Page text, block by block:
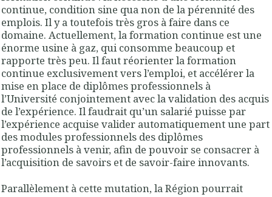
continue, condition sine qua non de la pérennité des
emplois. Il y a toutefois très gros à faire dans ce
domaine. Actuellement, la formation continue est une
énorme usine à gaz, qui consomme beaucoup et
rapporte très peu. Il faut réorienter la formation
continue exclusivement vers l’emploi, et accélérer la
mise en place de diplômes professionnels à
l’Université conjointement avec la validation des acquis
de l’expérience. Il faudrait qu’un salarié puisse par
l’expérience acquise valider automatiquement une part
des modules professionnels des diplômes
professionnels à venir, afin de pouvoir se consacrer à
l’acquisition de savoirs et de savoir-faire innovants.
Parallèlement à cette mutation, la Région pourrait